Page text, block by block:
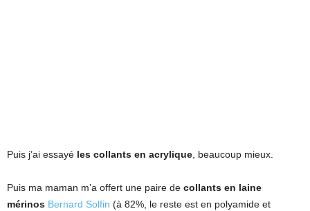
Puis j’ai essayé les collants en acrylique, beaucoup mieux.
Puis ma maman m’a offert une paire de collants en laine
mérinos Bernard Solfin (à 82%, le reste est en polyamide et